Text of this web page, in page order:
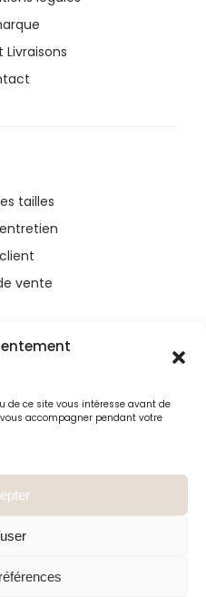
de ce site vous intéresse avant de
accompagner pendant votre
Livraisons
tailles
vente
de l’Union
19. L’Europe